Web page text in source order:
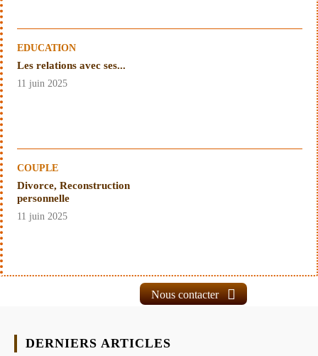
EDUCATION
Les relations avec ses...
11 juin 2025
COUPLE
Divorce, Reconstruction
personnelle
11 juin 2025
Nous contacter
DERNIERS ARTICLES